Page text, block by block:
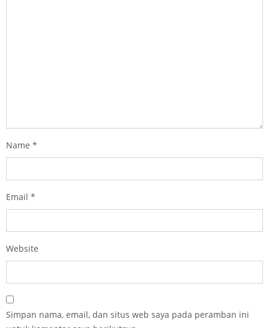
Name *
Email *
Website
Simpan nama, email, dan situs web saya pada peramban ini